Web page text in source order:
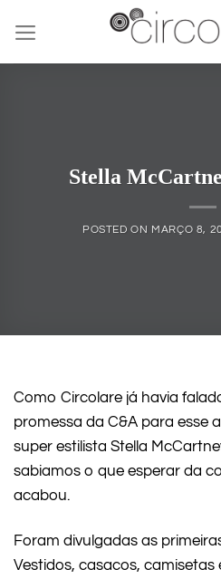
content
Stella
POSTED ON MARÇO 8,
Como Circolare já havia
promessa da C&A para esse
super estilista Stella
sabiamos o que esperar da
acabou.
Foram divulgadas as
Vestidos, casacos,